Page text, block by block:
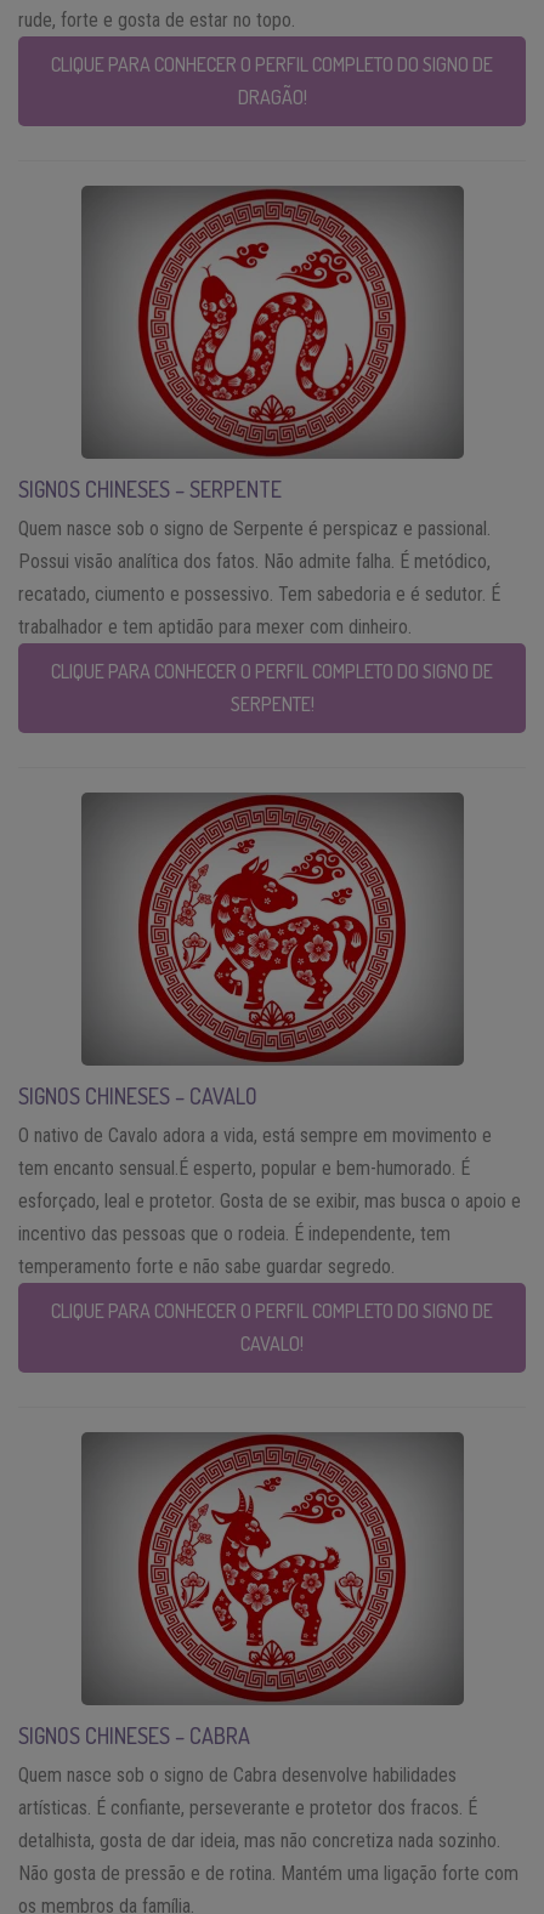
rude, forte e gosta de estar no topo.
CLIQUE PARA CONHECER O PERFIL COMPLETO DO SIGNO DE
DRAGÃO!
SIGNOS CHINESES – SERPENTE
Quem nasce sob o signo de Serpente é perspicaz e passional.
Possui visão analítica dos fatos. Não admite falha. É metódico,
recatado, ciumento e possessivo. Tem sabedoria e é sedutor. É
trabalhador e tem aptidão para mexer com dinheiro.
CLIQUE PARA CONHECER O PERFIL COMPLETO DO SIGNO DE
SERPENTE!
SIGNOS CHINESES – CAVALO
O nativo de Cavalo adora a vida, está sempre em movimento e
tem encanto sensual.É esperto, popular e bem-humorado. É
esforçado, leal e protetor. Gosta de se exibir, mas busca o apoio e
incentivo das pessoas que o rodeia. É independente, tem
temperamento forte e não sabe guardar segredo.
CLIQUE PARA CONHECER O PERFIL COMPLETO DO SIGNO DE
CAVALO!
SIGNOS CHINESES – CABRA
Quem nasce sob o signo de Cabra desenvolve habilidades
artísticas. É confiante, perseverante e protetor dos fracos. É
detalhista, gosta de dar ideia, mas não concretiza nada sozinho.
Não gosta de pressão e de rotina. Mantém uma ligação forte com
os membros da família.